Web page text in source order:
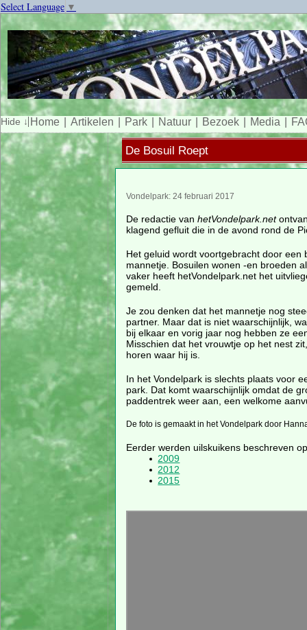
Select Language ▼
Home Artikelen Park Natuur Bezoek Media
De Bosuil Roept
Vondelpark: 24 februari 2017
De redactie van hetVondelpark.net
klagend gefluit die in de avond rond de
Het geluid wordt voortgebracht door een
mannetje. Bosuilen wonen -en broeden
vaker heeft hetVondelpark.net het
gemeld.
Je zou denken dat het mannetje nog
partner. Maar dat is niet waarschijnlijk,
bij elkaar en vorig jaar nog hebben ze
Misschien dat het vrouwtje op het nest
horen waar hij is.
In het Vondelpark is slechts plaats voor
park. Dat komt waarschijnlijk omdat de
paddentrek weer aan, een welkome
De foto is gemaakt in het Vondelpark door
Eerder werden uilskuikens beschreven
2009
2012
2015